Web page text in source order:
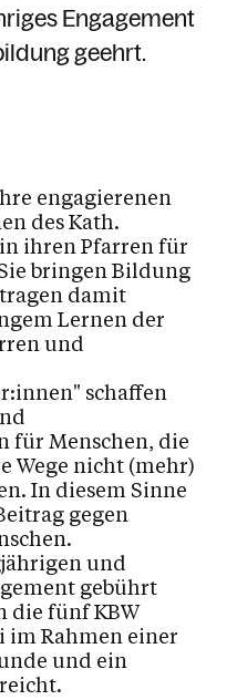
Engagement
geehrt.
engagierenen
des Kath.
ihren Pfarren für
bringen Bildung
damit
Lernen der
und
schaffen
für Menschen, die
Wege nicht (mehr)
In diesem Sinne
gegen
und
gebührt
die fünf KBW
Rahmen einer
und ein